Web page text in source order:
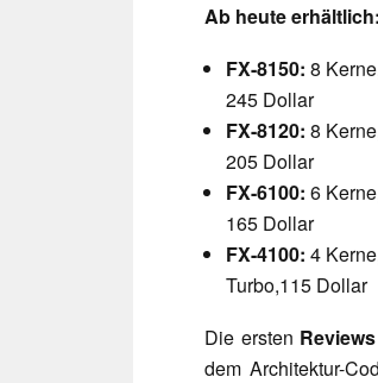
Ab heute erhältlich:
FX-8150: 8
245 Dollar
FX-8120: 8
205 Dollar
FX-6100: 6
165 Dollar
FX-4100: 4
Turbo,115 Dollar
Die ersten Reviews
dem Architektur-